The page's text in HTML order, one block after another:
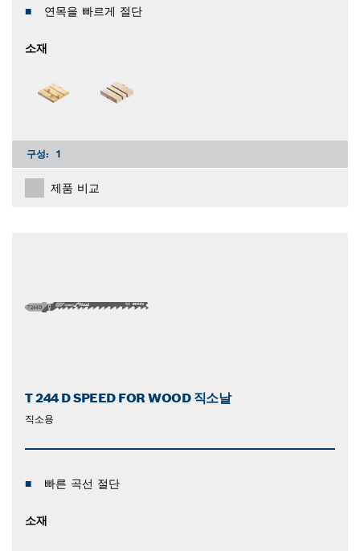
연목을 빠르게 절단
소재
구성: 1
제품 비교
T 244 D SPEED FOR WOOD 직소날
직소용
빠른 곡선 절단
소재